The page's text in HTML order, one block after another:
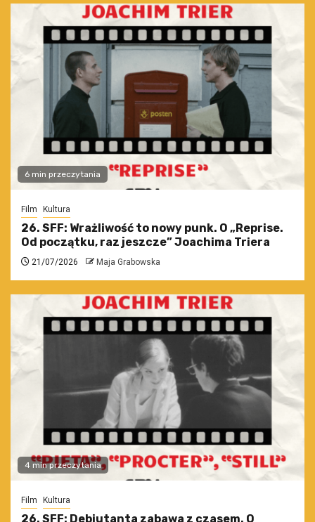
6 min przeczytania
Film Kultura
26. SFF: Wrażliwość to nowy punk. O „Reprise.
Od początku, raz jeszcze” Joachima Triera
21/07/2026 Maja Grabowska
4 min przeczytania
Film Kultura
26. SFF: Debiutanta zabawa z czasem. O